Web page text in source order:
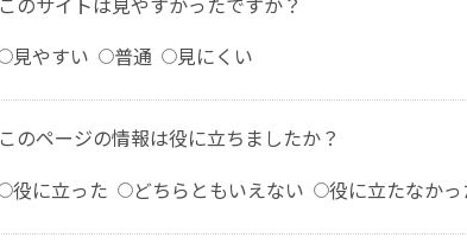
見やすい
普通 見にくい
このページの情報は役に立ちましたか？
役に立った
どちらともいえない 役に立たなかっ